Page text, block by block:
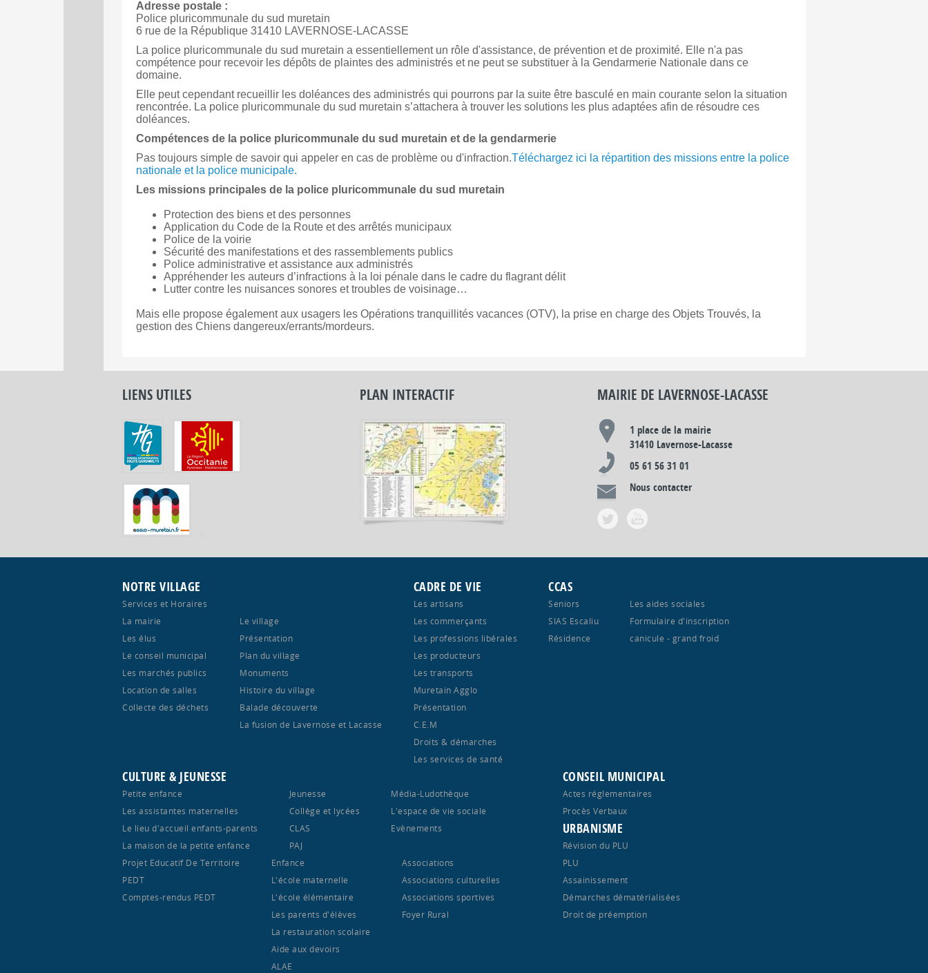
Adresse postale :
Police pluricommunale du sud muretain
6 rue de la République 31410 LAVERNOSE-LACASSE
La police pluricommunale du sud muretain a essentiellement un rôle d'assistance, de prévention et de proximité. Elle n'a pas
compétence pour recevoir les dépôts de plaintes des administrés et ne peut se substituer à la Gendarmerie Nationale dans ce
domaine.
Elle peut cependant recueillir les doléances des administrés qui pourrons par la suite être basculé en main courante selon la situation
rencontrée. La police pluricommunale du sud muretain s’attachera à trouver les solutions les plus adaptées afin de résoudre ces
doléances.
Compétences de la police pluricommunale du sud muretain et de la gendarmerie
Pas toujours simple de savoir qui appeler en cas de problème ou d'infraction.Téléchargez ici la répartition des missions entre la police
nationale et la police municipale.
Les missions principales de l a police pluricommunale du sud muretain
Protection des biens et des personnes
Application du Code de la Route et des arrêtés municipaux
Police de la voirie
Sécurité des manifestations et des rassemblements publics
Police administrative et assistance aux administrés
Appréhender les auteurs d’infractions à la loi pénale dans le cadre du flagrant délit
Lutter contre les nuisances sonores et troubles de voisinage…
Mais elle propose également aux usagers les Opérations tranquillités vacances (OTV), la prise en charge des Objets Trouvés, la
gestion des Chiens dangereux/errants/mordeurs.
LIENS UTILES PLAN INTERACTIF MAIRIE DE LAVERNOSE-LACASSE
1 place de la mairie
31410 Lavernose-Lacasse
05 61 56 31 01
Nous contacter
NOTRE VILLAGE
Services et Horaires
La mairie
Les élus
Le conseil municipal
Les marchés publics
Location de salles
Collecte des déchets
Le village
Présentation
Plan du village
Monuments
Histoire du village
Balade découverte
La fusion de Lavernose et Lacasse
CADRE DE VIE
Les artisans
Les commerçants
Les professions libérales
Les producteurs
Les transports
Muretain Agglo
Présentation
C.E.M
Droits & démarches
Les services de santé
CCAS
Seniors
SIAS Escaliu
Résidence
Les aides sociales
Formulaire d'inscription
canicule - grand froid
CULTURE & JEUNESSE
Petite enfance
Les assistantes maternelles
Le lieu d'accueil enfants-parents
La maison de la petite enfance
Jeunesse
Collège et lycées
CLAS
PAJ
Média-Ludothèque
Projet Educatif De Territoire
PEDT
Comptes-rendus PEDT
Enfance
L'école maternelle
L'école élémentaire
Les parents d'élèves
La restauration scolaire
Aide aux devoirs
ALAE
Associations
Associations culturelles
Associations sportives
Foyer Rural
L'espace de vie sociale
Evènements
CONSEIL MUNICIPAL
Actes réglementaires
Procès Verbaux
URBANISME
Révision du PLU
PLU
Assainissement
Démarches dématérialisées
Droit de préemption